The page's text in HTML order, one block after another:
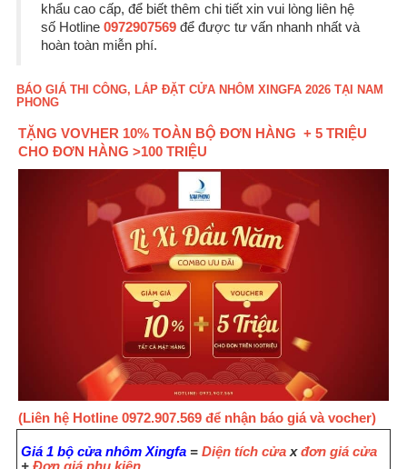
khẩu cao cấp, để biết thêm chi tiết xin vui lòng liên hệ
số Hotline 0972907569 để được tư vấn nhanh nhất và
hoàn toàn miễn phí.
BÁO GIÁ THI CÔNG, LẮP ĐẶT CỬA NHÔM XINGFA 2026 TẠI NAM
PHONG
TẶNG VOVHER 10% TOÀN BỘ ĐƠN HÀNG + 5 TRIỆU
CHO ĐƠN HÀNG >100 TRIỆU
(Liên hệ Hotline 0972.907.569 để nhận báo giá và vocher)
Giá 1 bộ cửa nhôm Xingfa = Diện tích cửa xđơn giá cửa